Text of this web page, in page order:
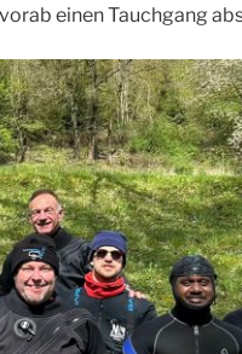
einen Tauchgang